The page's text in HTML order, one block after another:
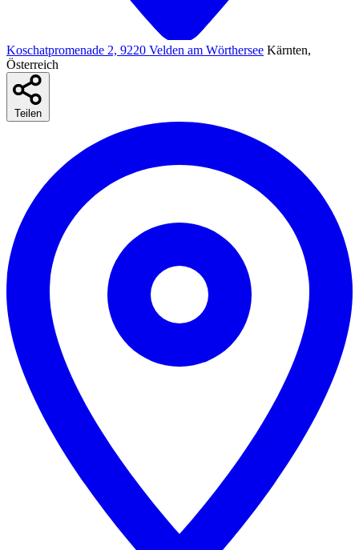
Koschatpromenade 2, 9220 Velden am Wörthersee Kärnten,
Österreich
Teilen